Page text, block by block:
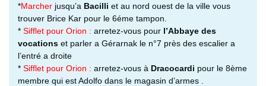
*Marcher jusqu’a Bacilli et au nord ouest de la ville vous
trouver Brice Kar pour le 6éme tampon.
* Sifflet pour Orion : arretez-vous pour l’Abbaye des
vocations et parler a Gérarnak le n°7 près des escalier a
l’entré a droite
* Sifflet pour Orion : arretez-vous à Dracocardi pour le 8ème
membre qui est Adolfo dans le magasin d’armes .